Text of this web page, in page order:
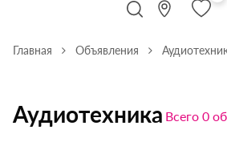
Главная Объявления
Аудиотехника Всего 0